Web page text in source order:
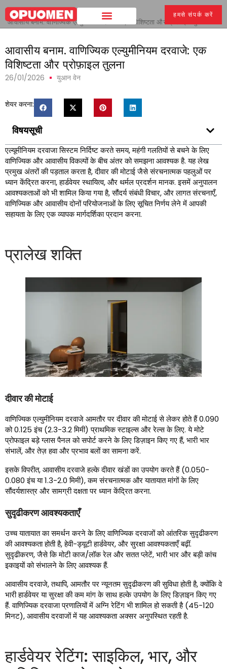
हमसे संपर्क करें
घर >
आवासीय बनाम. वाणिज्यिक एल्युमीनियम दरवाजे: एक विशिष्टता और प्रोफ़ाइल तुलना
आवासीय बनाम. वाणिज्यिक एल्युमीनियम दरवाजे: एक
विशिष्टता और प्रोफ़ाइल तुलना
26/01/2026 युआन वेन
शेयर करना:
विषयसूची
एल्यूमीनियम दरवाजा सिस्टम निर्दिष्ट करते समय, महंगी गलतियों से बचने के लिए
वाणिज्यिक और आवासीय विकल्पों के बीच अंतर को समझना आवश्यक है. यह लेख
प्रमुख अंतरों की पड़ताल करता है, दीवार की मोटाई जैसे संरचनात्मक पहलुओं पर
ध्यान केंद्रित करना, हार्डवेयर स्थायित्व, और थर्मल प्रदर्शन मानक. इसमें अनुपालन
आवश्यकताओं को भी शामिल किया गया है, सौंदर्य संबंधी विचार, और लागत संरचनाएँ,
वाणिज्यिक और आवासीय दोनों परियोजनाओं के लिए सूचित निर्णय लेने में आपकी
सहायता के लिए एक व्यापक मार्गदर्शिका प्रदान करना.
प्रालेख शक्ति
दीवार की मोटाई
वाणिज्यिक एल्युमीनियम दरवाजे आमतौर पर दीवार की मोटाई से लेकर होते हैं 0.090
को 0.125 इंच (2.3-3.2 मिमी) प्राथमिक स्टाइल्स और रेल्स के लिए. ये मोटे
प्रोफाइल बड़े ग्लास पैनल को सपोर्ट करने के लिए डिज़ाइन किए गए हैं, भारी भार
संभालें, और तेज़ हवा और प्रभाव बलों का सामना करें.
इसके विपरीत, आवासीय दरवाजे हल्के दीवार खंडों का उपयोग करते हैं (0.050-
0.080 इंच या 1.3-2.0 मिमी), कम संरचनात्मक और यातायात मांगों के लिए
सौंदर्यशास्त्र और सामग्री दक्षता पर ध्यान केंद्रित करना.
सुदृढीकरण आवश्यकताएँ
उच्च यातायात का समर्थन करने के लिए वाणिज्यिक दरवाजों को आंतरिक सुदृढीकरण
की आवश्यकता होती है, हेवी-ड्यूटी हार्डवेयर, और सुरक्षा आवश्यकताएँ बढ़ीं.
सुदृढीकरण, जैसे कि मोटी काज/लॉक रेल और सतत प्लेटें, भारी भार और बड़ी कांच
इकाइयों को संभालने के लिए आवश्यक हैं.
आवासीय दरवाजे, तथापि, आमतौर पर न्यूनतम सुदृढीकरण की सुविधा होती है, क्योंकि वे
भारी हार्डवेयर या सुरक्षा की कम मांग के साथ हल्के उपयोग के लिए डिज़ाइन किए गए
हैं. वाणिज्यिक दरवाजा प्रणालियों में अग्नि रेटिंग भी शामिल हो सकती है (45-120
मिनट), आवासीय दरवाजों में यह आवश्यकता अक्सर अनुपस्थित रहती है.
हार्डवेयर रेटिंग: साइकिल, भार, और